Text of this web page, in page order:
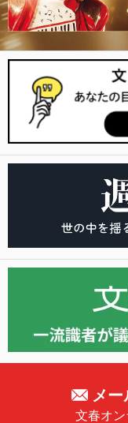
メー
文春オ